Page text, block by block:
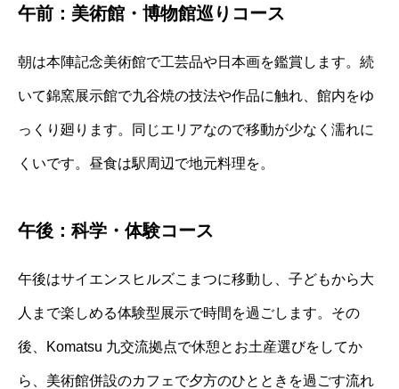
午前：美術館・博物館巡りコース
朝は本陣記念美術館で工芸品や日本画を鑑賞します。続
いて錦窯展示館で九谷焼の技法や作品に触れ、館内をゆ
っくり廻ります。同じエリアなので移動が少なく濡れに
くいです。昼食は駅周辺で地元料理を。
午後：科学・体験コース
午後はサイエンスヒルズこまつに移動し、子どもから大
人まで楽しめる体験型展示で時間を過ごします。その
後、Komatsu 九交流拠点で休憩とお土産選びをしてか
ら、美術館併設のカフェで夕方のひとときを過ごす流れ